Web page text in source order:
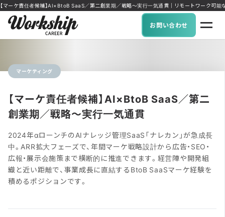
【マーケ責任者候補】AI×BtoB SaaS／第二創業期／戦略〜実行一気通貫｜リモートワーク可能
お問い合わせ
マーケティング
【マーケ責任者候補】AI×BtoB SaaS／第二
創業期／戦略〜実行一気通貫
2024年αローンチのAIナレッジ管理SaaS「ナレカン」が急成長
中。ARR拡大フェーズで、年間マーケ戦略設計から広告・SEO・
広報・展示会施策まで横断的に推進できます。経営陣や開発組
織と近い距離で、事業成長に直結するBtoB SaaSマーケ経験を
積めるポジションです。